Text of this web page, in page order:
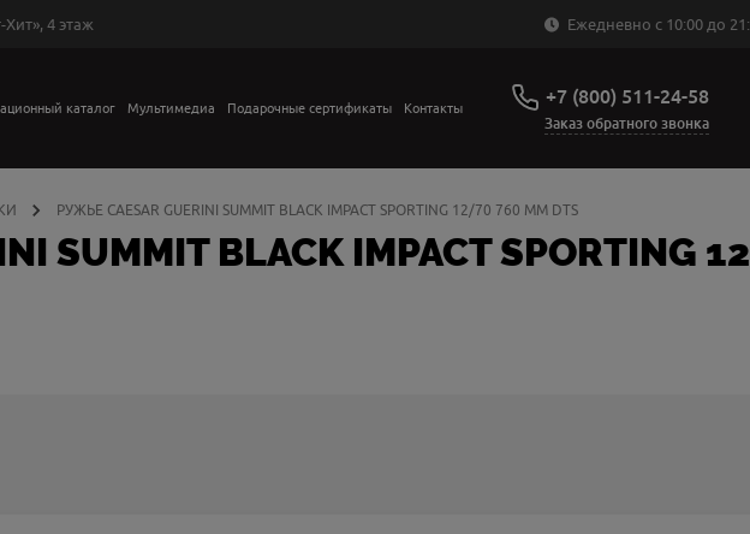
4 этаж Ежедневно с 10:00 до
каталог Мультимедиа Подарочные сертификаты Контакты +7 (800) 511-24-58
Заказ обратного звонка
РУЖЬЕ CAESAR GUERINI SUMMIT BLACK IMPACT SPORTING 12/70 760 ММ DTS
SUMMIT BLACK IMPACT SPORTING